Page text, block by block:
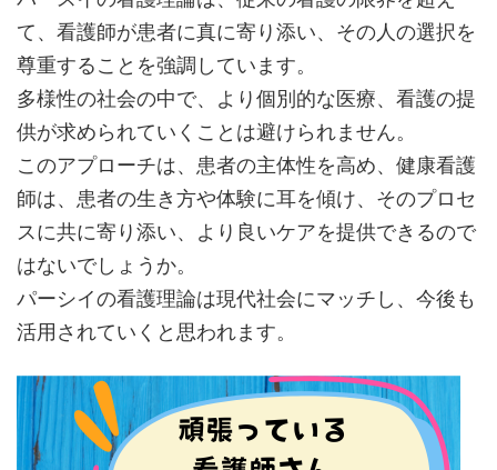
て、看護師が患者に真に寄り添い、その人の選択を
尊重することを強調しています。
多様性の社会の中で、より個別的な医療、看護の提
供が求められていくことは避けられません。
このアプローチは、患者の主体性を高め、健康看護
師は、患者の生き方や体験に耳を傾け、そのプロセ
スに共に寄り添い、より良いケアを提供できるので
はないでしょうか。
パーシイの看護理論は現代社会にマッチし、今後も
活用されていくと思われます。